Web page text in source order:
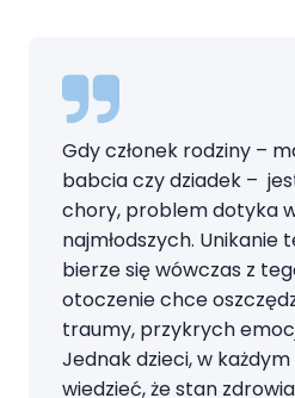
Gdy członek rodziny –
babcia czy dziadek –
chory, problem dotyka
najmłodszych. Unikanie
bierze się wówczas z
otoczenie chce
traumy, przykrych
Jednak dzieci, w
wiedzieć, że stan